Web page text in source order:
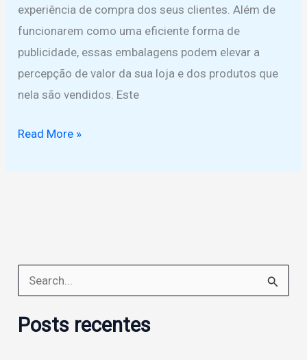
experiência de compra dos seus clientes. Além de
funcionarem como uma eficiente forma de
publicidade, essas embalagens podem elevar a
percepção de valor da sua loja e dos produtos que
nela são vendidos. Este
Como
roupas
Ceará?
Read More »
e
sPosts recentes